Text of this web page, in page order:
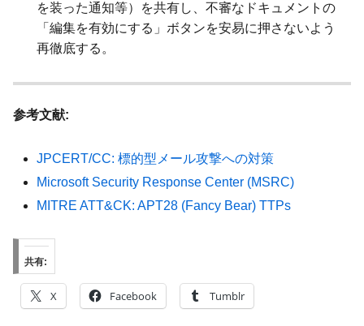
を装った通知等）を共有し、不審なドキュメントの
「編集を有効にする」ボタンを安易に押さないよう
再徹底する。
参考文献:
JPCERT/CC: 標的型メール攻撃への対策
Microsoft Security Response Center (MSRC)
MITRE ATT&CK: APT28 (Fancy Bear) TTPs
共有:
X Facebook Tumblr